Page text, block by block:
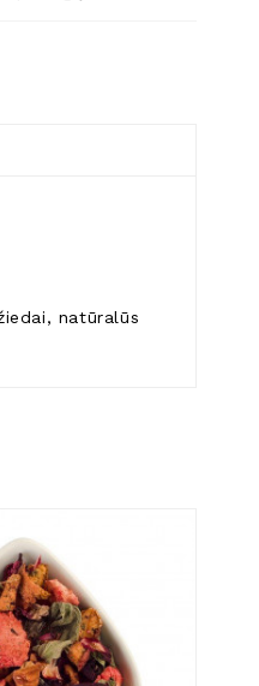
natūralūs